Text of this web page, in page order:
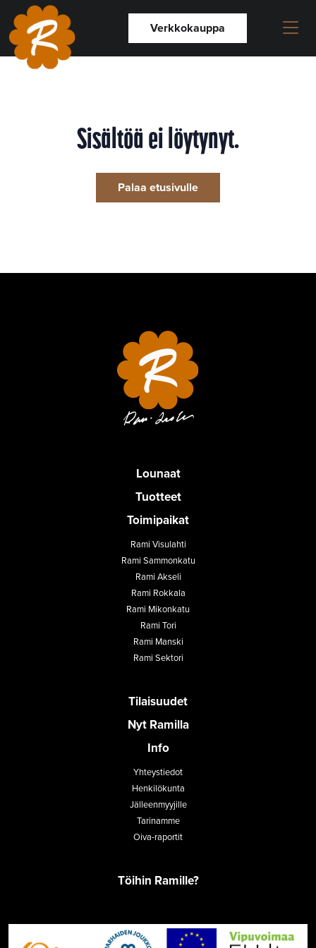
Verkkokauppa
Sisältöä ei löytynyt.
Palaa etusivulle
Lounaat
Tuotteet
Toimipaikat
Rami Visulahti
Rami Sammonkatu
Rami Akseli
Rami Rokkala
Rami Mikonkatu
Rami Tori
Rami Manski
Rami Sektori
Tilaisuudet
Nyt Ramilla
Info
Yhteystiedot
Henkilökunta
Jälleenmyyjille
Tarinamme
Oiva-raportit
Töihin Ramille?